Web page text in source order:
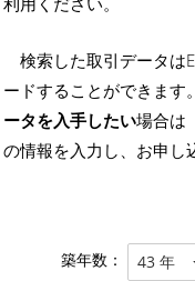
検索した取引データは
ードすることができます
ータを入手したい場合は
の情報を入力し、お申し
築年数： 43 年